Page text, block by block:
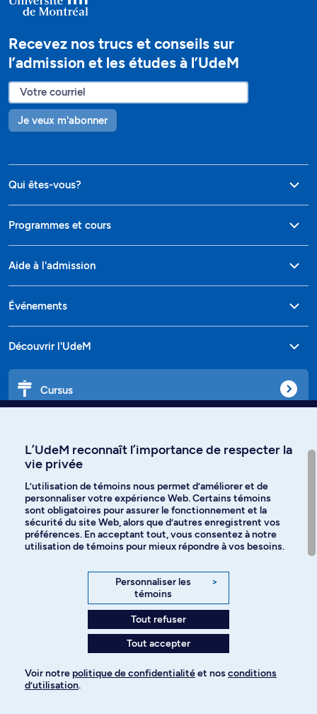
Recevez nos trucs et conseils sur
l’admission et les études à l’UdeM
Je veux m'abonner
Qui êtes-vous?
Programmes et cours
Aide à l'admission
Événements
Découvrir l'UdeM
Cursus
Langues
Facebook Instagram
YouTube
Politique de confidentialité
L’UdeM reconnaît l’importance de respecter la
vie privée
L’utilisation de témoins nous permet d’améliorer et de
personnaliser votre expérience Web. Certains témoins
sont obligatoires pour assurer le fonctionnement et la
sécurité du site Web, alors que d’autres enregistrent vos
préférences. En acceptant tout, vous consentez à notre
utilisation de témoins pour mieux répondre à vos besoins.
Personnaliser les
témoins
>
Tout refuser
Tout accepter
Voir notre politique de confidentialitéet nos conditions
d’utilisation.